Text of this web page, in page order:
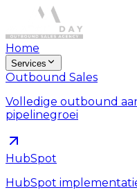
Home
Services
Outbound Sales
Volledige outbound
pipelinegroei
HubSpot
HubSpot